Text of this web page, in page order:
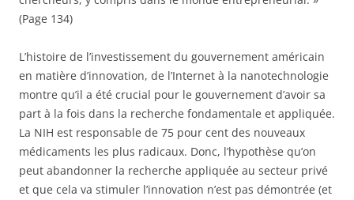
(Page 134)
L’histoire de l’investissement du gouvernement américain
en matière d’innovation, de l’Internet à la nanotechnologie
montre qu’il a été crucial pour le gouvernement d’avoir sa
part à la fois dans la recherche fondamentale et appliquée.
La NIH est responsable de 75 pour cent des nouveaux
médicaments les plus radicaux. Donc, l’hypothèse qu’on
peut abandonner la recherche appliquée au secteur privé
et que cela va stimuler l’innovation n’est pas démontrée (et